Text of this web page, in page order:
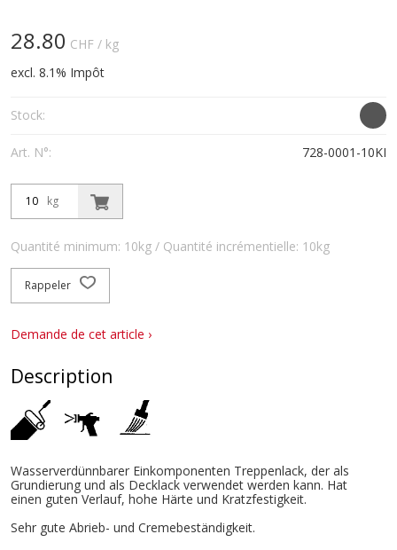
28.80 CHF / kg
excl. 8.1% Impôt
Stock:
Art. N°: 728-0001-10KI
kg
Quantité minimum: 10kg / Quantité incrémentielle: 10kg
Rappeler
Demande de cet article ›
Description
Wasserverdünnbarer Einkomponenten Treppenlack, der als
Grundierung und als Decklack verwendet werden kann. Hat
einen guten Verlauf, hohe Härte und Kratzfestigkeit.
Sehr gute Abrieb- und Cremebeständigkeit.